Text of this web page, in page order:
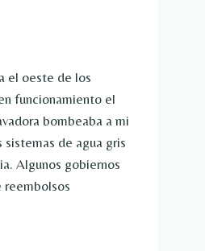
el oeste de los
funcionamiento el
bombeaba a mi
de agua gris
Algunos gobiernos
reembolsos